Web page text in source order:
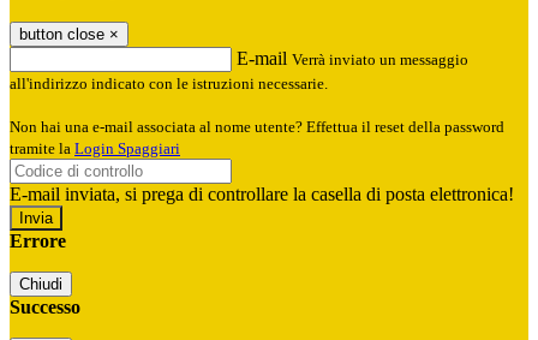
button close ×
E-mail Verrà inviato un messaggio
all'indirizzo indicato con le istruzioni necessarie.
Non hai una e-mail associata al nome utente? Effettua il reset della password
tramite la Login Spaggiari
E-mail inviata, si prega di controllare la casella di posta elettronica!
Errore
Chiudi
Successo